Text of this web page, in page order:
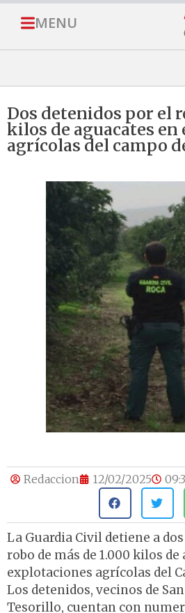
MENU
Dos detenidos por el
kilos de aguacates
agrícolas del campo
Redaccion 12/02/2025
La Guardia Civil detiene a
robo de más de 1.000 kilos de
explotaciones agrícolas del
Los detenidos, vecinos de
Tesorillo, cuentan con